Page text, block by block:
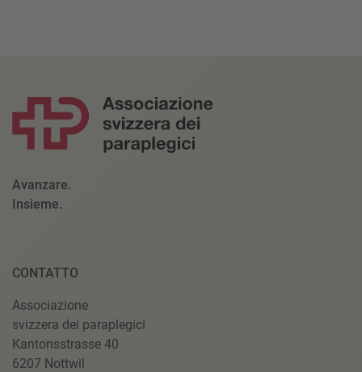
Avanzare.
Insieme.
CONTATTO
Associazione
svizzera dei paraplegici
Kantonsstrasse 40
6207 Nottwil